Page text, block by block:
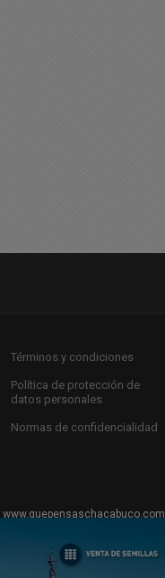
Términos y condiciones
Política de protección de
datos personales
Normas de confidencialidad
www.quepensaschacabuco.com